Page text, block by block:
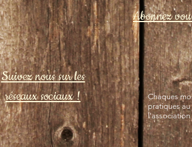
Abonnez
Suivez nous sur les
réseaux sociaux !
Chaques
pratiques
l'association